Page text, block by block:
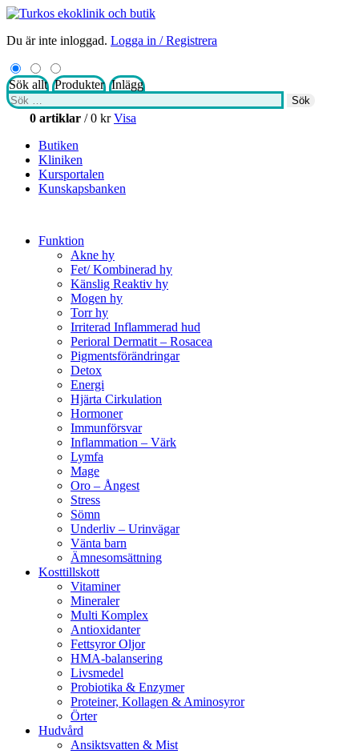
Du är inte inloggad. Logga in / Registrera
Sök allt Produkter Inlägg
Sök
efter:
Sök
0 artiklar /0 kr Visa
Butiken
Kliniken
Kursportalen
Kunskapsbanken
Funktion
Akne hy
Fet/ Kombinerad hy
Känslig Reaktiv hy
Mogen hy
Torr hy
Irriterad Inflammerad hud
Perioral Dermatit – Rosacea
Pigmentsförändringar
Detox
Energi
Hjärta Cirkulation
Hormoner
Immunförsvar
Inflammation – Värk
Lymfa
Mage
Oro – Ångest
Stress
Sömn
Underliv – Urinvägar
Vänta barn
Ämnesomsättning
Kosttillskott
Vitaminer
Mineraler
Multi Komplex
Antioxidanter
Fettsyror Oljor
HMA-balansering
Livsmedel
Probiotika & Enzymer
Proteiner, Kollagen & Aminosyror
Örter
Hudvård
Ansiktsvatten & Mist